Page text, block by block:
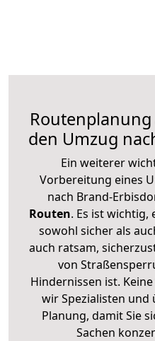
den Umzug
Ein weiterer
Vorbereitung eines
nach Brand-
Routen. Es ist wichtig,
sowohl sicher als
auch ratsam,
von
Hindernissen ist.
wir Spezialisten
Planung, damit Sie
Sachen